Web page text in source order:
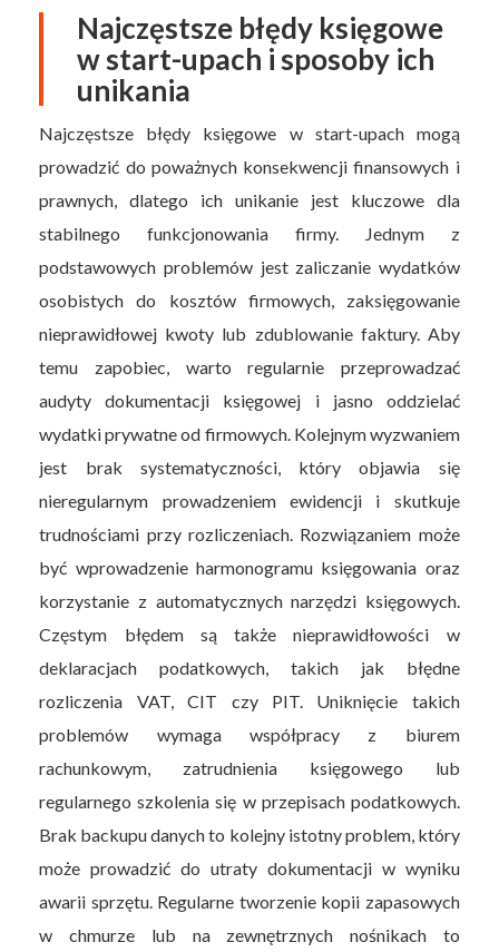
Najczęstsze błędy księgowe
w start-upach i sposoby ich
unikania
Najczęstsze błędy księgowe w start-upach mogą
prowadzić do poważnych konsekwencji finansowych i
prawnych, dlatego ich unikanie jest kluczowe dla
stabilnego funkcjonowania firmy. Jednym z
podstawowych problemów jest zaliczanie wydatków
osobistych do kosztów firmowych, zaksięgowanie
nieprawidłowej kwoty lub zdublowanie faktury. Aby
temu zapobiec, warto regularnie przeprowadzać
audyty dokumentacji księgowej i jasno oddzielać
wydatki prywatne od firmowych. Kolejnym wyzwaniem
jest brak systematyczności, który objawia się
nieregularnym prowadzeniem ewidencji i skutkuje
trudnościami przy rozliczeniach. Rozwiązaniem może
być wprowadzenie harmonogramu księgowania oraz
korzystanie z automatycznych narzędzi księgowych.
Częstym błędem są także nieprawidłowości w
deklaracjach podatkowych, takich jak błędne
rozliczenia VAT, CIT czy PIT. Uniknięcie takich
problemów wymaga współpracy z biurem
rachunkowym, zatrudnienia księgowego lub
regularnego szkolenia się w przepisach podatkowych.
Brak backupu danych to kolejny istotny problem, który
może prowadzić do utraty dokumentacji w wyniku
awarii sprzętu. Regularne tworzenie kopii zapasowych
w chmurze lub na zewnętrznych nośnikach to